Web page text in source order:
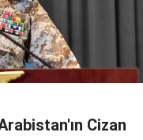
Cizan